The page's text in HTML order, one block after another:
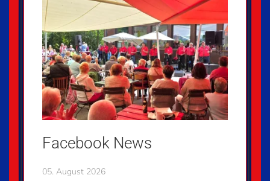
Facebook News
05. August 2026